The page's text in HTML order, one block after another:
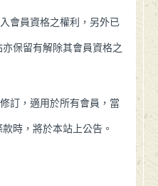
會員資格之權利，另外已
保留有解除其會員資格之
訂，適用於所有會員，當
時，將於本站上公告。